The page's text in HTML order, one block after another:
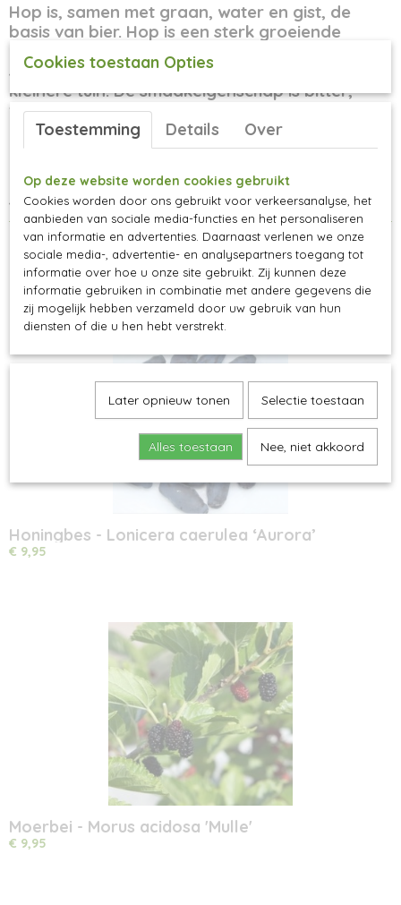
Hop is, samen met graan, water en gist, de
basis van bier. Hop is een sterk groeiende
klimplant. 'Prima Donna' is een compacter
soort, wat daardoor geschikt is voor een
kleinere tuin. De smaakeigenschap is bitter,
fruitig en licht kruidig.
In de winter sterft het bovengrondse deel af.
met bloemen. Deze vormen in augustus-
september de bekende hopbellen.
Ook interessant
Honingbes - Lonicera caerulea ‘Aurora’
€ 9,95
Moerbei - Morus acidosa 'Mulle'
€ 9,95
Cookies toestaan Opties
Toestemming Details Over
Op deze website worden cookies gebruikt
Cookies worden door ons gebruikt voor verkeersanalyse, het
aanbieden van sociale media-functies en het personaliseren
van informatie en advertenties. Daarnaast verlenen we onze
sociale media-, advertentie- en analysepartners toegang tot
informatie over hoe u onze site gebruikt. Zij kunnen deze
informatie gebruiken in combinatie met andere gegevens die
zij mogelijk hebben verzameld door uw gebruik van hun
diensten of die u hen hebt verstrekt.
Later opnieuw tonen Selectie toestaan
Alles toestaan Nee, niet akkoord